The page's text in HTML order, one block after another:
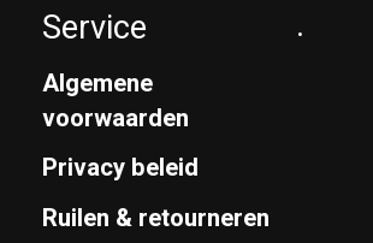
Service
Algemene
voorwaarden
Privacy beleid
Ruilen & retourneren
.